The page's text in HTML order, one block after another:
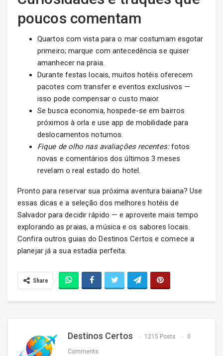
poucos comentam
Quartos com vista para o mar costumam esgotar
primeiro; marque com antecedência se quiser
amanhecer na praia.
Durante festas locais, muitos hotéis oferecem
pacotes com transfer e eventos exclusivos —
isso pode compensar o custo maior.
Se busca economia, hospede-se em bairros
próximos à orla e use app de mobilidade para
deslocamentos noturnos.
Fique de olho nas avaliações recentes:fotos
novas e comentários dos últimos 3 meses
revelam o real estado do hotel.
Pronto para reservar sua próxima aventura baiana? Use
essas dicas e a seleção dos melhores hotéis de
Salvador para decidir rápido — e aproveite mais tempo
explorando as praias, a música e os sabores locais.
Confira outros guias do Destinos Certos e comece a
planejar já a sua estadia perfeita.
Share
Destinos Certos 1215 Posts 0
Comments